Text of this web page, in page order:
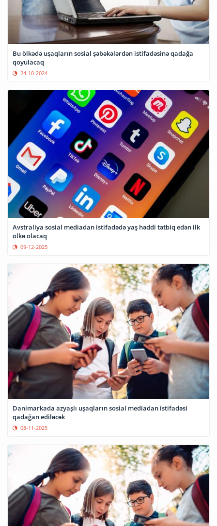
Bu ölkədə uşaqların sosial şəbəkələrdən istifadəsinə qadağa
qoyulacaq
24-10-2024
Avstraliya sosial mediadan istifadədə yaş həddi tətbiq edən ilk
ölkə olacaq
09-12-2025
Danimarkada azyaşlı uşaqların sosial mediadan istifadəsi
qadağan ediləcək
08-11-2025